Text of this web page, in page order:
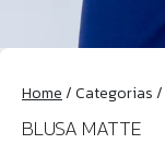
Home/Categorias/
BLUSA MATTE